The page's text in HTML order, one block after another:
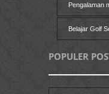
Pengalaman
Belajar Golf
POPULER